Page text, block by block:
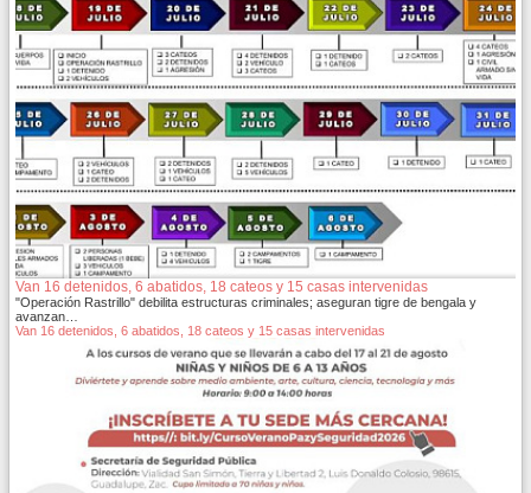
Van 16 detenidos, 6 abatidos, 18 cateos y 15 casas intervenidas
"Operación Rastrillo" debilita estructuras criminales; aseguran tigre de bengala y
avanzan…
Van 16 detenidos, 6 abatidos, 18 cateos y 15 casas intervenidas